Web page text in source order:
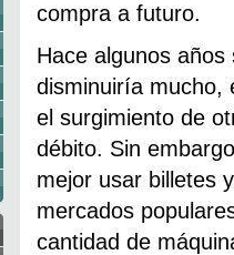
compra a futuro.
Hace algunos
disminuiría mucho,
el surgimiento de
débito. Sin
mejor usar billetes
mercados
cantidad de